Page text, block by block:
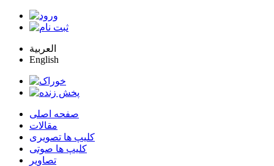
العربية
English
صفحه اصلی
مقالات
کلیپ ها تصویری
کلیپ ها صوتی
تصاویر